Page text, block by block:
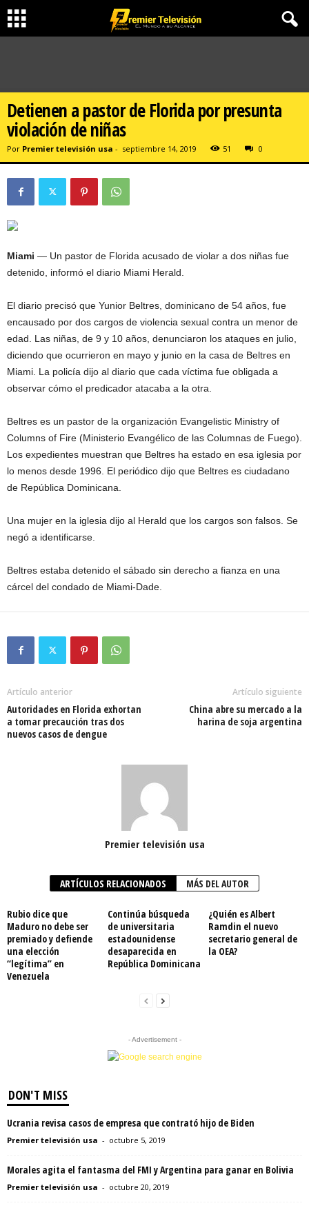
Detienen a pastor de Florida por presunta
violación de niñas
Por Premier televisión usa - septiembre 14, 2019 51 0
Miami — Un pastor de Florida acusado de violar a dos niñas fue
detenido, informó el diario Miami Herald.
El diario precisó que Yunior Beltres, dominicano de 54 años, fue
encausado por dos cargos de violencia sexual contra un menor de
edad. Las niñas, de 9 y 10 años, denunciaron los ataques en julio,
diciendo que ocurrieron en mayo y junio en la casa de Beltres en
Miami. La policía dijo al diario que cada víctima fue obligada a
observar cómo el predicador atacaba a la otra.
Beltres es un pastor de la organización Evangelistic Ministry of
Columns of Fire (Ministerio Evangélico de las Columnas de Fuego).
Los expedientes muestran que Beltres ha estado en esa iglesia por
lo menos desde 1996. El periódico dijo que Beltres es ciudadano
de República Dominicana.
Una mujer en la iglesia dijo al Herald que los cargos son falsos. Se
negó a identificarse.
Beltres estaba detenido el sábado sin derecho a fianza en una
cárcel del condado de Miami-Dade.
Artículo anterior
Autoridades en Florida exhortan
a tomar precaución tras dos
nuevos casos de dengue
Artículo siguiente
China abre su mercado a la
harina de soja argentina
Premier televisión usa
ARTÍCULOS RELACIONADOS MÁS DEL AUTOR
Rubio dice que
Maduro no debe ser
premiado y defiende
una elección
“legítima” en
Venezuela
Continúa búsqueda
de universitaria
estadounidense
desaparecida en
República Dominicana
¿Quién es Albert
Ramdin el nuevo
secretario general de
la OEA?
- Advertisement -
DON'T MISS
Ucrania revisa casos de empresa que contrató hijo de Biden
Premier televisión usa - octubre 5, 2019
Morales agita el fantasma del FMI y Argentina para ganar en Bolivia
Premier televisión usa - octubre 20, 2019